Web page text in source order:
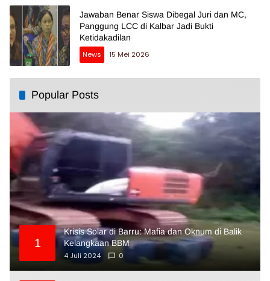
Jawaban Benar Siswa Dibegal Juri dan MC,
Panggung LCC di Kalbar Jadi Bukti
Ketidakadilan
News
15 Mei 2026
Popular Posts
1
Krisis Solar di Barru: Mafia dan Oknum di Balik
Kelangkaan BBM
4 Juli 2024
0